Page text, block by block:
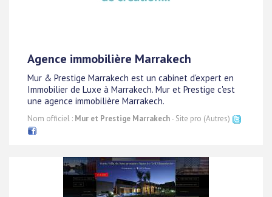
Agence immobilière Marrakech
Mur & Prestige Marrakech est un cabinet d'expert en
Immobilier de Luxe à Marrakech. Mur et Prestige c'est
une agence immobilière Marrakech.
Nom officiel : Mur et Prestige Marrakech- Site pro (Autres)